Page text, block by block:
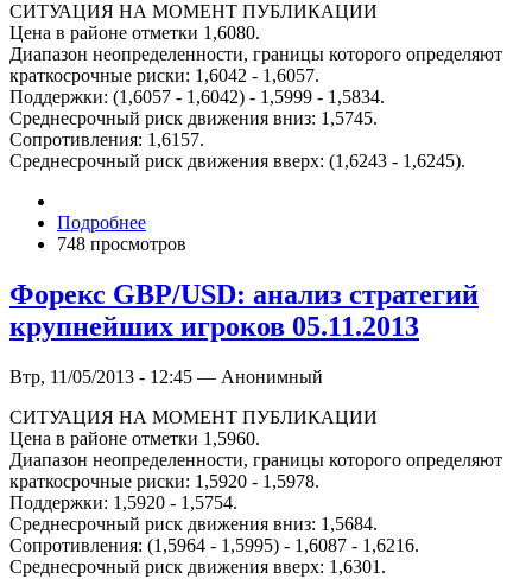
СИТУАЦИЯ НА МОМЕНТ ПУБЛИКАЦИИ
Цена в районе отметки 1,6080.
Диапазон неопределенности, границы которого определяют
краткосрочные риски: 1,6042 - 1,6057.
Поддержки: (1,6057 - 1,6042) - 1,5999 - 1,5834.
Среднесрочный риск движения вниз: 1,5745.
Сопротивления: 1,6157.
Среднесрочный риск движения вверх: (1,6243 - 1,6245).
Подробнее
748 просмотров
Форекс GBP/USD: анализ стратегий
крупнейших игроков 05.11.2013
Втр, 11/05/2013 - 12:45 — Анонимный
СИТУАЦИЯ НА МОМЕНТ ПУБЛИКАЦИИ
Цена в районе отметки 1,5960.
Диапазон неопределенности, границы которого определяют
краткосрочные риски: 1,5920 - 1,5978.
Поддержки: 1,5920 - 1,5754.
Среднесрочный риск движения вниз: 1,5684.
Сопротивления: (1,5964 - 1,5995) - 1,6087 - 1,6216.
Среднесрочный риск движения вверх: 1,6301.